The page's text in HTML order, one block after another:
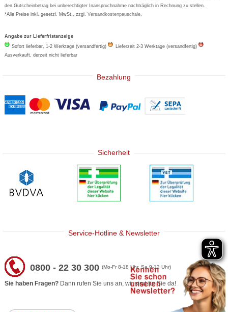
den Gutscheinbetrag bei unberechtigter Inanspruchnahme nachträglich in Rechnung zu stellen.
*Alle Preise inkl. gesetzl. MwSt., zzgl.Versandkostenpauschale
Angabe zur Lieferfristanzeige
Sofort lieferbar, 1-2 Werktage (versandfertig)
Lieferzeit 2-3 Werktage (versandfertig)
Ausverkauft, derzeit nicht lieferbar
Bezahlung
Sicherheit
Service-Hotline & Newsletter
0800 - 22 30 300(Mo-Fr 8-18 Uhr, Sa 9-12 Uhr)
Sie haben Fragen? Dann rufen Sie uns an, wir sind für Sie da!